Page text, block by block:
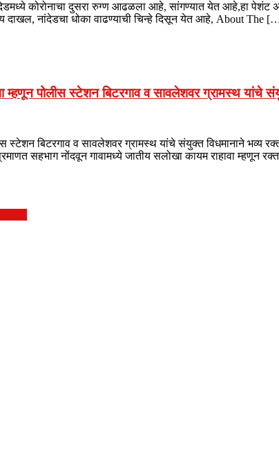
कोरोनाचा दुसरा रुग्ण आढळला आहे, सांगण्यात येत
दाखल, नांदेडचा धोका वाढण्याची चिन्हे दिसून येत आहे, About The
पोलीस स्टेशन बिटरगाव व सावलेशवर ग्रामस्थ यांचे
बिटरगाव व सावलेशवर ग्रामस्थ यांचे संयुक्त विधमानाने भव्य
सहभाग नोंदवून गावामध्ये जातीय सलोखा कायम राहावा म्हणून